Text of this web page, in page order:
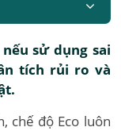
sử dụng sai
tích rủi ro và
chế độ Eco luôn